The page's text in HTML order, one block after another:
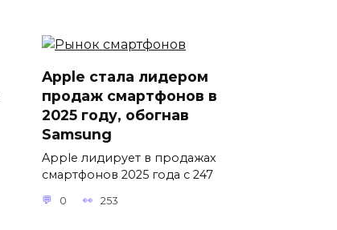
Apple стала лидером
продаж смартфонов в
2025 году, обогнав
Samsung
Apple лидирует в продажах
смартфонов 2025 года с 247
0 253